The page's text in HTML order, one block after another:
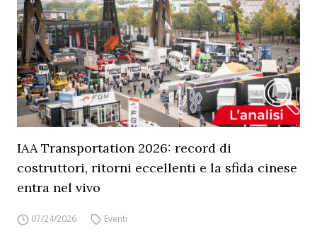
IAA Transportation 2026: record di
costruttori, ritorni eccellenti e la sfida cinese
entra nel vivo
07/24/2026 Eventi